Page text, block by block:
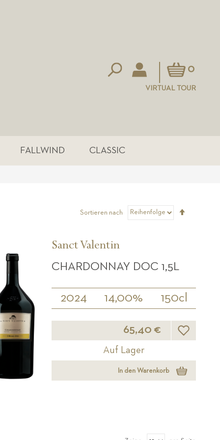
Mein Warenkorb
0
VIRTUAL TOUR
FALLWIND CLASSIC
Sortieren nach
Sanct Valentin
CHARDONNAY DOC 1,5L
2024 14,00% 150cl
65,40 € Wunschliste
Auf Lager
In den Warenkorb